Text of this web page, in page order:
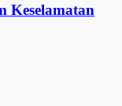
Keselamatan